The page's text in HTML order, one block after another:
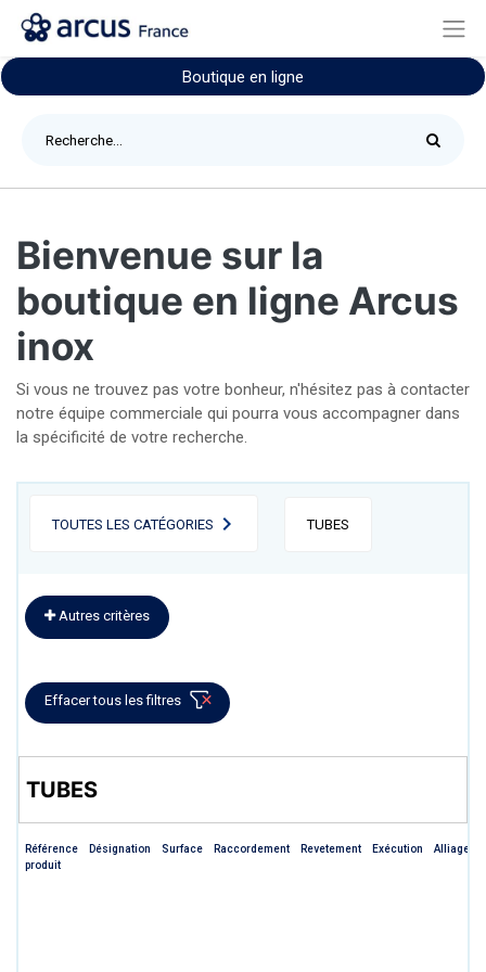
Boutique en ligne
Bienvenue sur la
boutique en ligne Arcus
inox
Si vous ne trouvez pas votre bonheur, n'hésitez pas à contacter
notre équipe commerciale qui pourra vous accompagner dans
la spécificité de votre recherche.
TOUTES LES CATÉGORIES TUBES
Autres critères
Effacer tous les filtres
TUBES
Référence
produit
Désignation Surface Raccordement Revetement Exécution Alliage